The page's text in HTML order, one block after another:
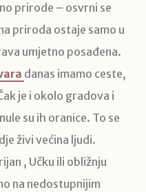
prirode – osvrni se
priroda ostaje samo u
umjetno posađena.
danas imamo ceste,
je i okolo gradova i
su ih oranice. To se
živi većina ljudi.
, Učku ili obližnju
na nedostupnijim